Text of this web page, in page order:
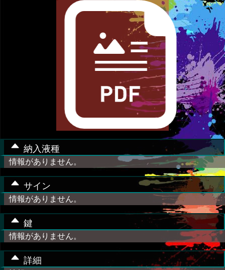
納入液種
情報がありません。
サイン
情報がありません。
鍵
情報がありません。
詳細